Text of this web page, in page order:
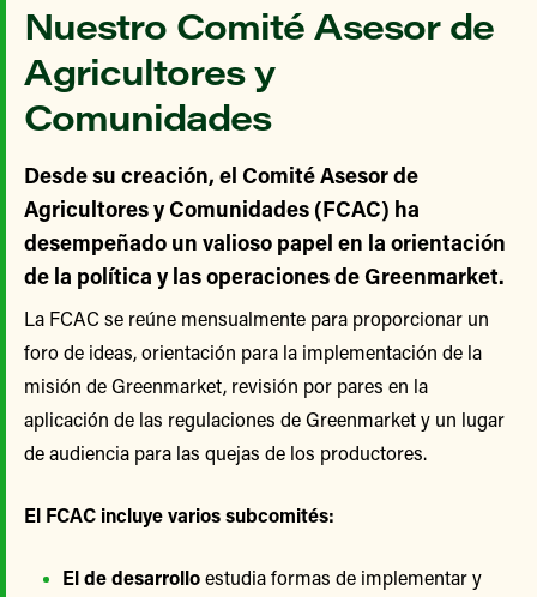
Nuestro Comité Asesor de
Agricultores y
Comunidades
Desde su creación, el Comité Asesor de
Agricultores y Comunidades (FCAC) ha
desempeñado un valioso papel en la orientación
de la política y las operaciones de Greenmarket.
La FCAC se reúne mensualmente para proporcionar un
foro de ideas, orientación para la implementación de la
misión de Greenmarket, revisión por pares en la
aplicación de las regulaciones de Greenmarket y un lugar
de audiencia para las quejas de los productores.
El FCAC incluye varios subcomités:
El de desarrolloestudia formas de implementar y